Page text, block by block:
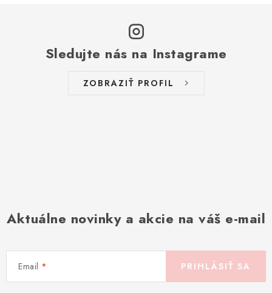
Sledujte nás na Instagrame
ZOBRAZIŤ PROFIL
Aktuálne novinky a akcie na váš e-mail
Email PRIHLÁSIŤ SA